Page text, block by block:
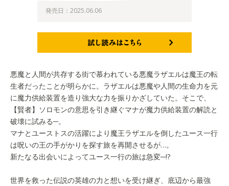
発売日：2025.06.06
悪魔と人間が共存する街で慕われている悪魔ラザエルは魔王の転
生者だったことが明らかに。ラザエルは悪魔や人間の生命力を元
に魔力供給装置を造り強大な力を振りかざしていた。そこで、
【賢者】ソロモンの意思を引き継ぐマナが魔力供給装置の解読と
破壊に試みる─。
マナとユーストスの活躍により魔王ラザエルを倒したユース一行
は呪いの王の手がかりを探す旅を再開させるが…。
新たなる出会いによってユース一行の旅は急変─!?
世界を救った伝説の英雄の力と想いを受け継ぎ、底辺から最強